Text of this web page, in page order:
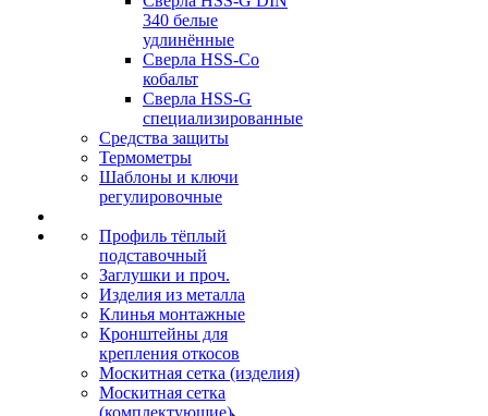
340 белые
удлинённые
Сверла HSS-Co
кобальт
Сверла HSS-G
специализированные
Средства защиты
Термометры
Шаблоны и ключи
регулировочные
Профиль тёплый
подставочный
Заглушки и проч.
Изделия из металла
Клинья монтажные
Кронштейны для
крепления откосов
Москитная сетка (изделия)
Москитная сетка
(комплектующие)